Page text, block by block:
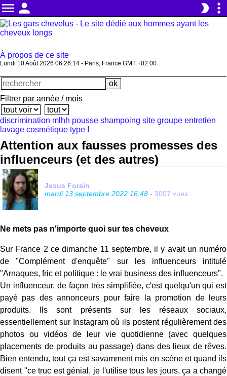
menu person brightness_2 more_vert
À propos de ce site
Lundi 10 Août 2026 06:26:14 - Paris, France GMT +02:00
Filtrer par année / mois
discrimination mlhh pousse shampoing site groupe entretien
lavage cosmétique type I
Attention aux fausses promesses des
influenceurs (et des autres)
Jesus Forain
mardi 13 septembre 2022 16:48 - 3007 vues
Ne mets pas n'importe quoi sur tes cheveux
Sur France 2 ce dimanche 11 septembre, il y avait un numéro
de "Complément d'enquête" sur les influenceurs intitulé
"Arnaques, fric et politique : le vrai business des influenceurs".
Un influenceur, de façon très simplifiée, c'est quelqu'un qui est
payé pas des annonceurs pour faire la promotion de leurs
produits. Ils sont présents sur les réseaux sociaux,
essentiellement sur Instagram où ils postent régulièrement des
photos ou vidéos de leur vie quotidienne (avec quelques
placements de produits au passage) dans des lieux de rêves.
Bien entendu, tout ça est savamment mis en scène et quand ils
disent "ce truc est génial, je l'utilise tous les jours, ça a changé